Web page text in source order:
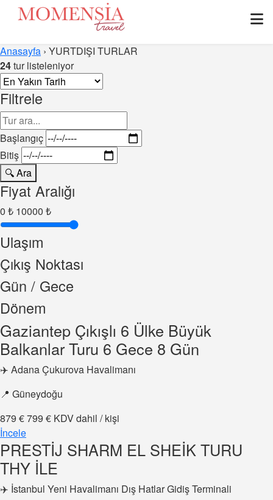
Anasayfa › YURTDIŞI TURLAR
24tur listeleniyor
Filtrele
Başlangıç
Bitiş
🔍 Ara
Fiyat Aralığı
0 ₺ 10000 ₺
Ulaşım
Çıkış Noktası
Gün / Gece
Dönem
Gaziantep Çıkışlı 6 Ülke Büyük
Balkanlar Turu 6 Gece 8 Gün
✈️ Adana Çukurova Havalimanı
📍 Güneydoğu
879 €799 € KDV dahil / kişi
İncele
PRESTİJ SHARM EL SHEİK TURU
THY İLE
✈️ İstanbul Yeni Havalimanı Dış Hatlar Gidiş Terminali